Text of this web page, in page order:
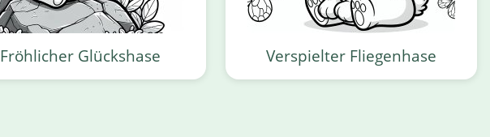
Fröhlicher Glückshase Verspielter Fliegenhase